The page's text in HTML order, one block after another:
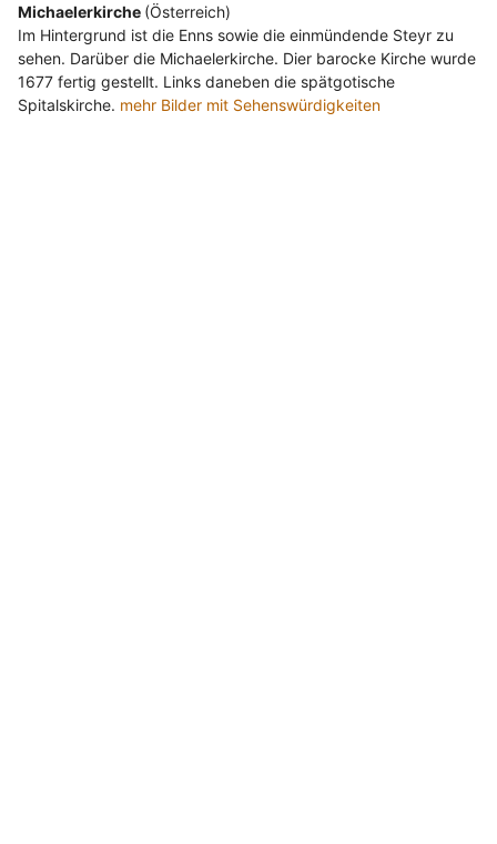
Michaelerkirche (Österreich)
Im Hintergrund ist die Enns sowie die einmündende Steyr zu
sehen. Darüber die Michaelerkirche. Dier barocke Kirche wurde
1677 fertig gestellt. Links daneben die spätgotische
Spitalskirche. mehr Bilder mit Sehenswürdigkeiten